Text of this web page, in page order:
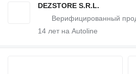
DEZSTORE S.R.L.
14 лет на Autoline